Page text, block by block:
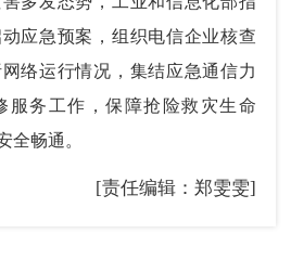
应急预案，组织电信企业核查
络运行情况，集结应急通信力
服务工作，保障抢险救灾生命
全畅通。
[责任编辑：郑雯雯]